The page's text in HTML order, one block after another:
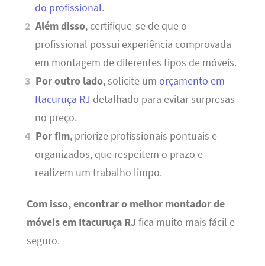
do profissional.
Além disso, certifique-se de que o
profissional possui experiência comprovada
em montagem de diferentes tipos de móveis.
Por outro lado, solicite umorçamento em
Itacuruça RJ detalhado para evitar surpresas
no preço.
Por fim, priorize profissionais pontuais e
organizados, que respeitem o prazo e
realizem um trabalho limpo.
Com isso, encontrar o melhor montador de
móveis em Itacuruça RJ fica muito mais fácil e
seguro.